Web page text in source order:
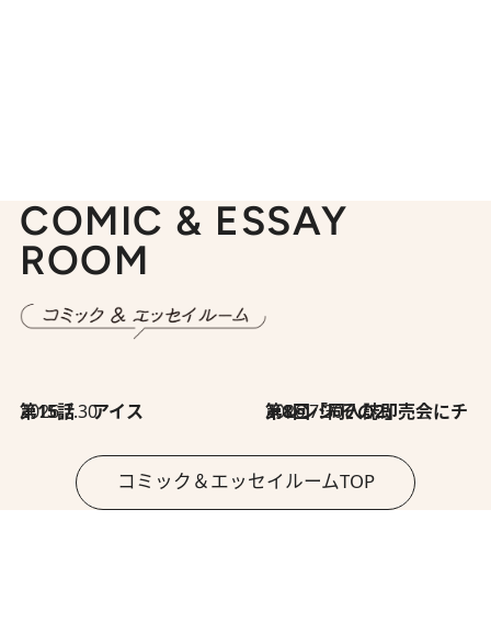
COMIC & ESSAY
ROOM
2026.7.30
第15話 アイス 2026.7.30
第8回「同人誌即売会にチャレンジ その2」
コミック＆エッセイルームTOP